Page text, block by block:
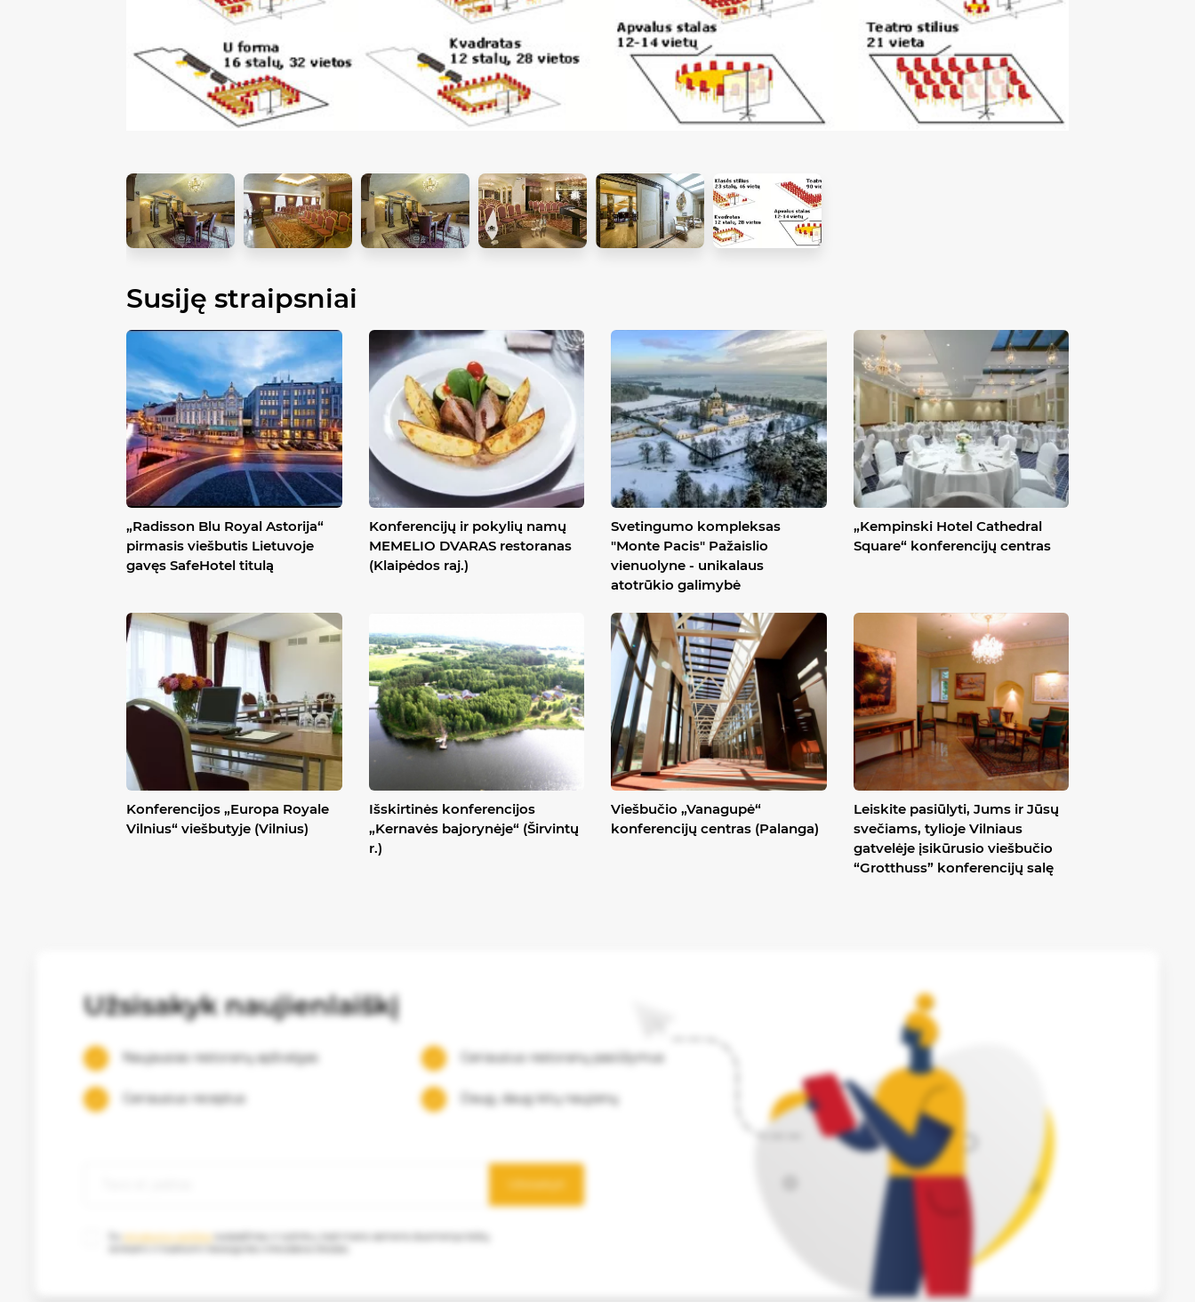
Susiję straipsniai
„Radisson Blu Royal Astorija“
pirmasis viešbutis Lietuvoje
gavęs SafeHotel titulą
Konferencijų ir pokylių namų
MEMELIO DVARAS restoranas
(Klaipėdos raj.)
Svetingumo kompleksas
"Monte Pacis" Pažaislio
vienuolyne - unikalaus
atotrūkio galimybė
„Kempinski Hotel Cathedral
Square“ konferencijų centras
Konferencijos „Europa Royale
Vilnius“ viešbutyje (Vilnius)
Išskirtinės konferencijos
„Kernavės bajorynėje“ (Širvintų
r.)
Viešbučio „Vanagupė“
konferencijų centras (Palanga)
Leiskite pasiūlyti, Jums ir Jūsų
svečiams, tylioje Vilniaus
gatvelėje įsikūrusio viešbučio
“Grotthuss” konferencijų salę
Užsisakyk naujienlaiškį
Naujausias restoranų apžvalgas Geriausius restoranų pasiūlymus
Geriausius receptus Daug, daug kitų naujienų
Užsisakyti
Suprivatumo politikasusipažinau ir sutinku, kad mano asmens duomenys būtų
renkami ir tvarkomi tiesioginės rinkodaros tikslais.